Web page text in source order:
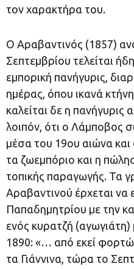
τον χαρακτήρα του.
Ο Αραβαντινός (1857)
Σεπτεμβρίου τελείται
εμπορική πανήγυρις,
ημέρας, όπου ικανά
καλείται δε η
λοιπόν, ότι ο Λάμποβος
μέσα του 19ου αιώνα
τα ζωεμπόριο και η
τοπικής παραγωγής. Τα
Αραβαντινού έρχεται να
Παπαδημητρίου με την
ενός κυρατζή
1890: «… από εκεί
τα Γιάννινα, τώρα το